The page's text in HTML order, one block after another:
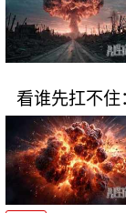
看谁先扛不住